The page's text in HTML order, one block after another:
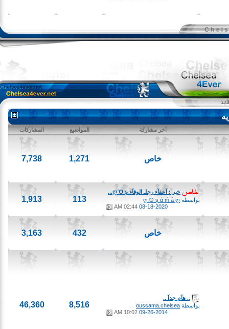
آخر مشاركة المواضيع المشاركات
خاص 1,271
7,738
خبر : آعفآء رجلـ الوفآء ღ Ό ş...
بواسطةღ Ό ş ά ḿ â ღ
08-18-2020
02:44 AM
113
1,913
خاص 432
3,163
.. هآم جدآ ..
بواسطةoussama.chelsea
09-26-2014
10:02 AM
8,516
46,360